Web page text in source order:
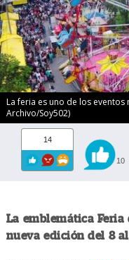
La feria es uno de los
Archivo/Soy502)
14
10
La emblemática Feria
nueva edición del 8 al